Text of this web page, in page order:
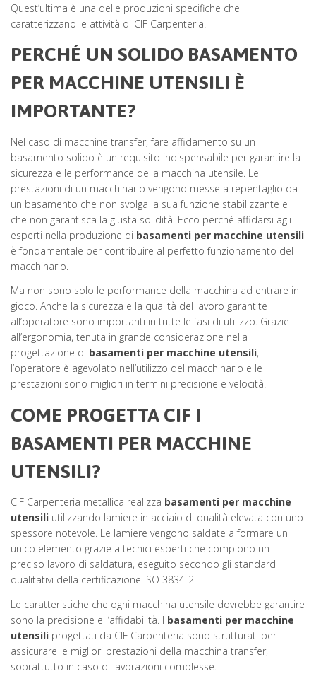
Quest’ultima è una delle produzioni specifiche che
caratterizzano le attività di CIF Carpenteria.
PERCHÉ UN SOLIDO BASAMENTO
PER MACCHINE UTENSILI È
IMPORTANTE?
Nel caso di macchine transfer, fare affidamento su un
basamento solido è un requisito indispensabile per garantire la
sicurezza e le performance della macchina utensile. Le
prestazioni di un macchinario vengono messe a repentaglio da
un basamento che non svolga la sua funzione stabilizzante e
che non garantisca la giusta solidità. Ecco perché affidarsi agli
esperti nella produzione di basamenti per macchine utensili
è fondamentale per contribuire al perfetto funzionamento del
macchinario.
Ma non sono solo le performance della macchina ad entrare in
gioco. Anche la sicurezza e la qualità del lavoro garantite
all’operatore sono importanti in tutte le fasi di utilizzo. Grazie
all’ergonomia, tenuta in grande considerazione nella
progettazione di basamenti per macchine utensili,
l’operatore è agevolato nell’utilizzo del macchinario e le
prestazioni sono migliori in termini precisione e velocità.
COME PROGETTA CIF I
BASAMENTI PER MACCHINE
UTENSILI?
CIF Carpenteria metallica realizza basamenti per macchine
utensili utilizzando lamiere in acciaio di qualità elevata con uno
spessore notevole. Le lamiere vengono saldate a formare un
unico elemento grazie a tecnici esperti che compiono un
preciso lavoro di saldatura, eseguito secondo gli standard
qualitativi della certificazione ISO 3834-2.
Le caratteristiche che ogni macchina utensile dovrebbe garantire
sono la precisione e l’affidabilità. I basamenti per macchine
utensili progettati da CIF Carpenteria sono strutturati per
assicurare le migliori prestazioni della macchina transfer,
soprattutto in caso di lavorazioni complesse.